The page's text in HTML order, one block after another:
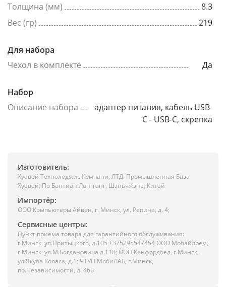
Толщина (мм)
8.3
Вес (гр)
219
Для набора
Чехол в комплекте
Да
Набор
Описание набора
адаптер питания, кабель USB-
C - USB-C, скрепка
Изготовитель:
Хуавей Технолоджис Компани, ЛТД. Промышленная База
Хуавей, По Бантиан Лонгганг, Шэньчжэне, Китай
Импортёр:
ООО Компьютеры Айвен, г. Минск, ул. Репина, д. 4;
Сервисные центры:
Пункт приема товара для гарантийного обслуживания:
г.Минск, ул.Притыцкого, д.105 +375295547454 ООО Мобайлрем,
г.Минск, ул.М.Богдановича д.118; ООО Кенфордбел, г.Минск,
ул.Якуба Коласа, д.1; ЧТУП МобиЛАБ, г.Минск,
пр.Независимости, д. 46Б